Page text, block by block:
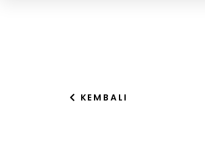
KEMBALI